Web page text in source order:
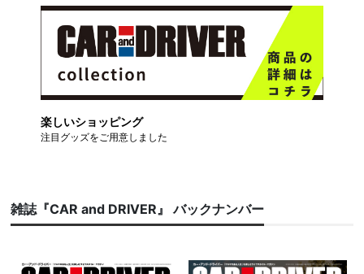
楽しいショッピング
注目グッズをご用意しました
雑誌『CAR and DRIVER』 バックナンバー